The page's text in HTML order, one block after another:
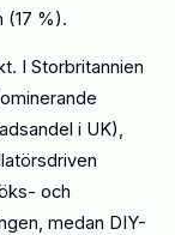
(17 %).
I Storbritannien
i UK),
och
medan DIY-